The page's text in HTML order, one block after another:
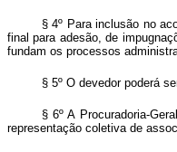
§ 4º Para inclusão no
final para adesão, de
fundam os processos
§ 5º O devedor poderá
§ 6º A Procuradoria-
representação coletiva de